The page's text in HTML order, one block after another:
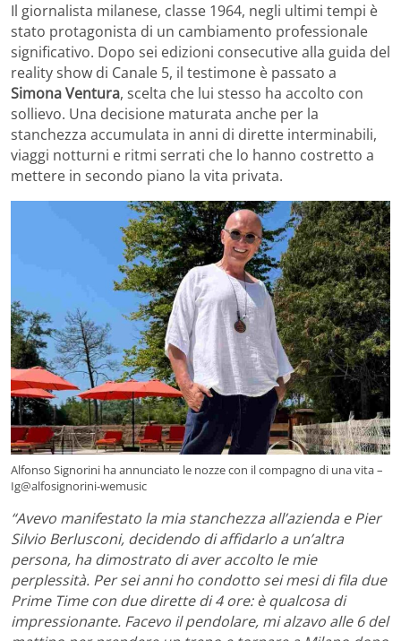
Il giornalista milanese, classe 1964, negli ultimi tempi è
stato protagonista di un cambiamento professionale
significativo. Dopo sei edizioni consecutive alla guida del
reality show di Canale 5, il testimone è passato a
Simona Ventura, scelta che lui stesso ha accolto con
sollievo. Una decisione maturata anche per la
stanchezza accumulata in anni di dirette interminabili,
viaggi notturni e ritmi serrati che lo hanno costretto a
mettere in secondo piano la vita privata.
Alfonso Signorini ha annunciato le nozze con il compagno di una vita –
Ig@alfosignorini-wemusic
“Avevo manifestato la mia stanchezza all’azienda e Pier
Silvio Berlusconi, decidendo di affidarlo a un’altra
persona, ha dimostrato di aver accolto le mie
perplessità. Per sei anni ho condotto sei mesi di fila due
Prime Time con due dirette di 4 ore: è qualcosa di
impressionante. Facevo il pendolare, mi alzavo alle 6 del